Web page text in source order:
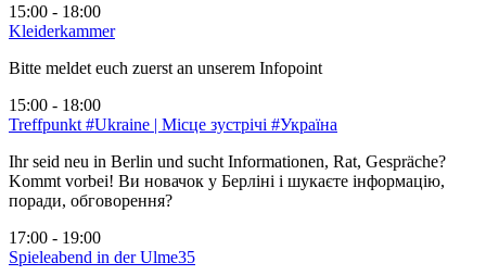
15:00 - 18:00
Kleiderkammer
Bitte meldet euch zuerst an unserem Infopoint
15:00 - 18:00
Treffpunkt #Ukraine | Місце зустрічі #Україна
Ihr seid neu in Berlin und sucht Informationen, Rat, Gespräche?
Kommt vorbei! Ви новачок у Берліні і шукаєте інформацію,
поради, обговорення?
17:00 - 19:00
Spieleabend in der Ulme35